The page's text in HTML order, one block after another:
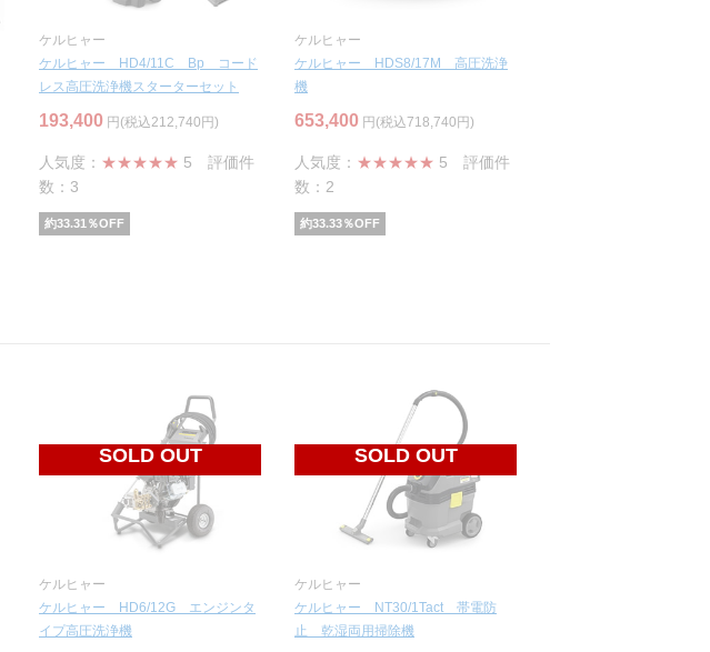
ケルヒャー
ケルヒャー HD4/11C Bp コード
レス高圧洗浄機スターターセット
193,400 円(税込212,740円)
人気度： ★★★★★ 5 評価件
数：3
約33.31 ％OFF
ケルヒャー
ケルヒャー HDS8/17M 高圧洗浄
機
653,400 円(税込718,740円)
人気度： ★★★★★ 5 評価件
数：2
約33.33％OFF
SOLD OUT
ケルヒャー
ケルヒャー HD6/12G エンジンタ
イプ高圧洗浄機
SOLD OUT
ケルヒャー
ケルヒャー NT30/1Tact 帯電防
止 乾湿両用掃除機